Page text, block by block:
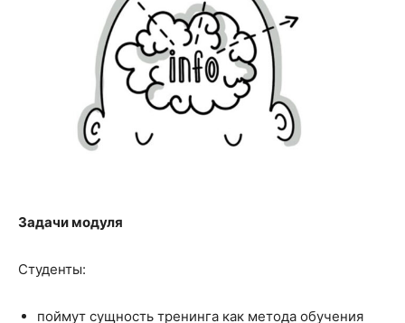
Задачи модуля
Студенты:
поймут сущность тренинга как метода обучения